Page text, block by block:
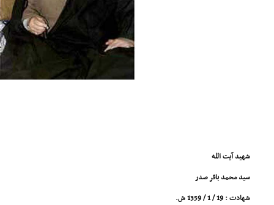
شهید آیت الله
سید محمد باقر صدر
شهادت : 19 / 1 / 1359 ش.